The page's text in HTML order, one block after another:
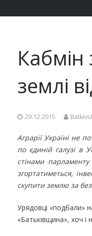
Кабмін
землі
29.12.2015
Аграрії Україні не
по єдиній галузі в
стінами
згортатиметься,
скупити землю за
Урядовці «подбали»
«Батьківщина», хоч